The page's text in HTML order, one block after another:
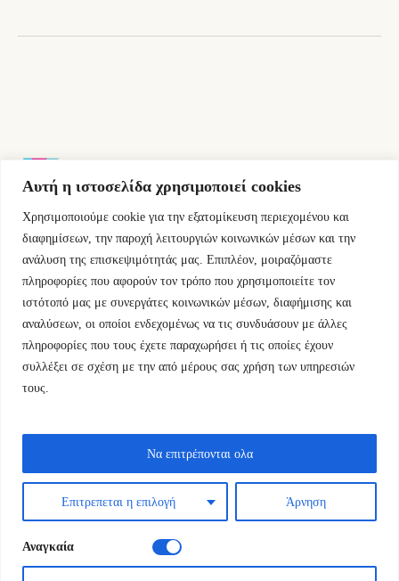
Αυτή η ιστοσελίδα χρησιμοποιεί cookies
Χρησιμοποιούμε cookie για την εξατομίκευση περιεχομένου και
διαφημίσεων, την παροχή λειτουργιών κοινωνικών μέσων και την
ανάλυση της επισκεψιμότητάς μας. Επιπλέον, μοιραζόμαστε
πληροφορίες που αφορούν τον τρόπο που χρησιμοποιείτε τον
ιστότοπό μας με συνεργάτες κοινωνικών μέσων, διαφήμισης και
αναλύσεων, οι οποίοι ενδεχομένως να τις συνδυάσουν με άλλες
πληροφορίες που τους έχετε παραχωρήσει ή τις οποίες έχουν
συλλέξει σε σχέση με την από μέρους σας χρήση των υπηρεσιών
τους.
Επιτρεπεται η επιλογή Άρνηση
Να επιτρέπονται ολα
Αναγκαία
Εμμ.Μπενάκη 76 10681 Αθήνα Ελλάδα.
+30.2110084023
info@kyfantabooks.gr
Βρείτε μας